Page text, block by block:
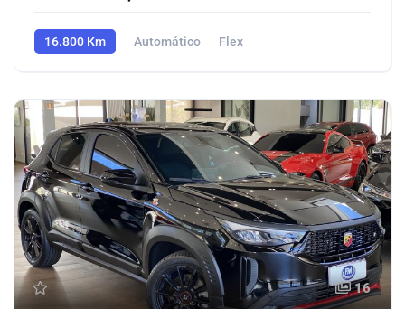
16.800 Km Automático Flex
16